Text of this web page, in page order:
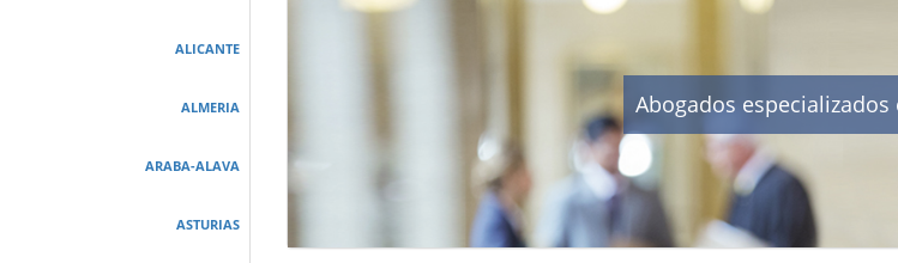
ALICANTE
ALMERIA
ARABA-ALAVA
ASTURIAS
Abogados